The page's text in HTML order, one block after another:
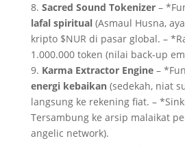
8. Sacred Sound Tokenizer–
lafal spiritual(Asmaul Husna,
kripto $NUR di pasar global. –
1.000.000 token (nilai back-up
9. Karma Extractor Engine–
energi kebaikan(sedekah, niat
langsung ke rekening fiat. –
Tersambung ke arsip malaikat
angelic network).